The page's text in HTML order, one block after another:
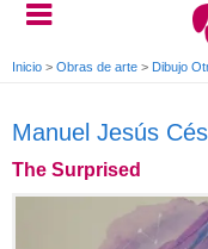
Inicio > Obras de arte > Dibujo
Manuel Jesús
The Surprised